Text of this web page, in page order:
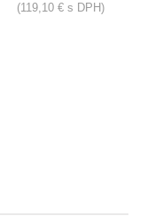
(119,10 € s DPH)